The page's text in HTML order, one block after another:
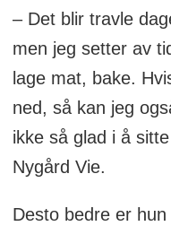
– Det blir travle
men jeg setter av
lage mat, bake.
ned, så kan jeg
ikke så glad i å
Nygård Vie.
Desto bedre er